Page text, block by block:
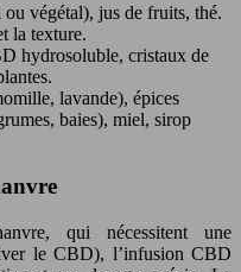
végétal), jus de fruits, thé.
la texture.
hydrosoluble, cristaux de
lavande), épices
baies), miel, sirop
qui nécessitent une
le CBD), l’infusion CBD